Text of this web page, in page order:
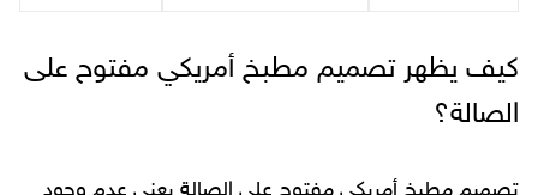
كيف يظهر تصميم مطبخ أمريكي مفتوح على
الصالة؟